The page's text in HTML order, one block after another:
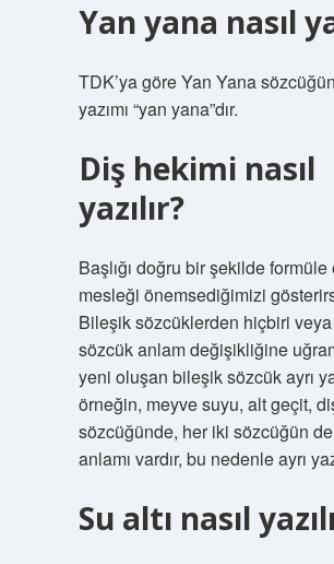
Yan yana nasıl
TDK’ya göre Yan Yana
yazımı “yan yana”dır.
Diş hekimi nasıl
yazılır?
Başlığı doğru bir şekilde formüle
mesleği önemsediğimizi
Bileşik sözcüklerden hiçbiri
sözcük anlam değişikliğine
yeni oluşan bileşik sözcük ayrı
örneğin, meyve suyu, alt geçit,
sözcüğünde, her iki sözcüğün
anlamı vardır, bu nedenle ayrı
Su altı nasıl